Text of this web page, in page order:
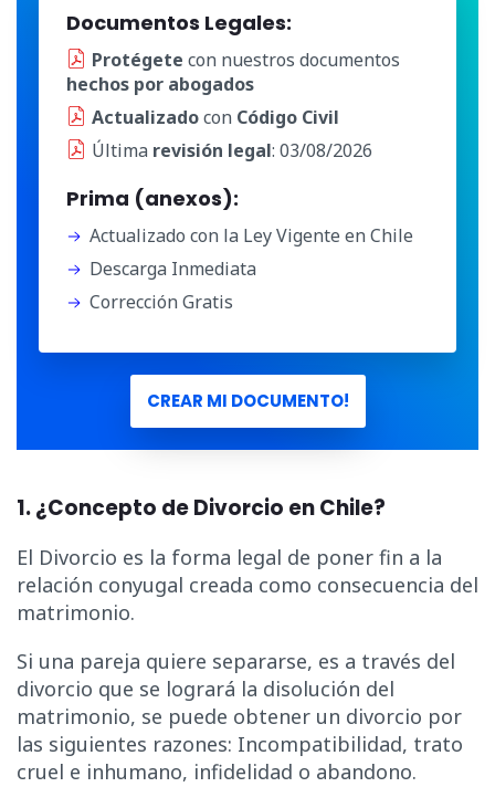
Documentos Legales:
Protégete con nuestros documentos
hechos por abogados
Actualizadocon Código Civil
Última revisión legal: 03/08/2026
Prima (anexos):
Actualizado con la Ley Vigente en Chile
Descarga Inmediata
Corrección Gratis
CREAR MI DOCUMENTO!
1. ¿Concepto de Divorcio en Chile?
El Divorcio es la forma legal de poner fin a la
relación conyugal creada como consecuencia del
matrimonio.
Si una pareja quiere separarse, es a través del
divorcio que se logrará la disolución del
matrimonio, se puede obtener un divorcio por
las siguientes razones: Incompatibilidad, trato
cruel e inhumano, infidelidad o abandono.